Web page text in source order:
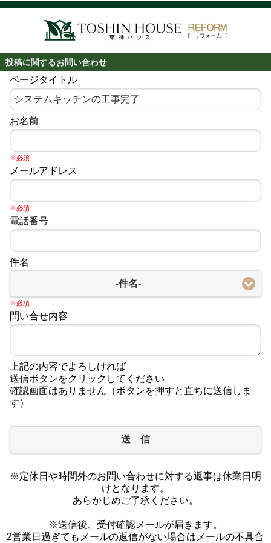
投稿に関するお問い合わせ
ページタイトル
お名前
※必須
メールアドレス
※必須
電話番号
件名
-件名-
※必須
問い合せ内容
上記の内容でよろしければ
送信ボタンをクリックしてください
確認画面はありません（ボタンを押すと直ちに送信しま
す）
送 信
※定休日や時間外のお問い合わせに対する返事は休業日明
けとなります。
あらかじめご了承ください。
※送信後、受付確認メールが届きます。
2営業日過ぎてもメールの返信がない場合はメールの不具合